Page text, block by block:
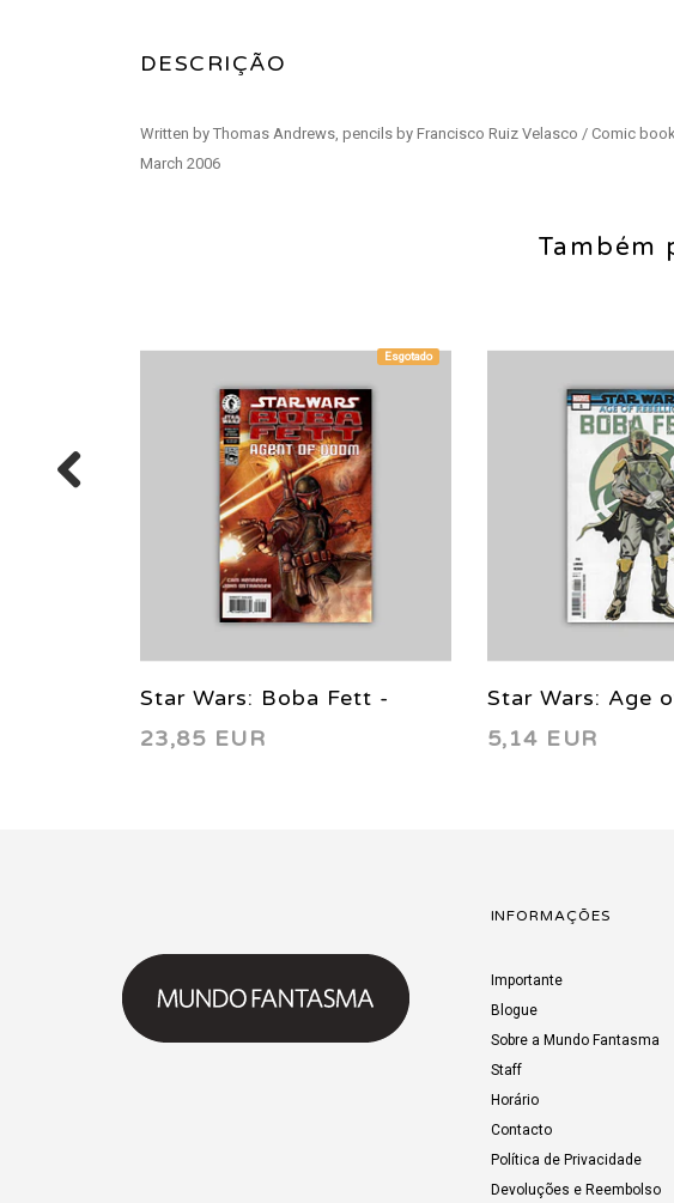
DESCRIÇÃO
Written by Thomas Andrews, pencils by Francisco Ruiz Velasco / Comic
March 2006
Também
Esgotado
Star Wars: Boba Fett -
Agent of Doom 2000
23,85 EUR
Star Wars: Age
- Boba Fett 1
5,14 EUR
INFORMAÇÕES
Importante
Blogue
Sobre a Mundo Fantasma
Staff
Horário
Contacto
Política de Privacidade
Devoluções e Reembolso